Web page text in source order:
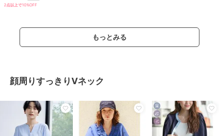
2点以上で10%OFF
もっとみる
顔周りすっきりVネック